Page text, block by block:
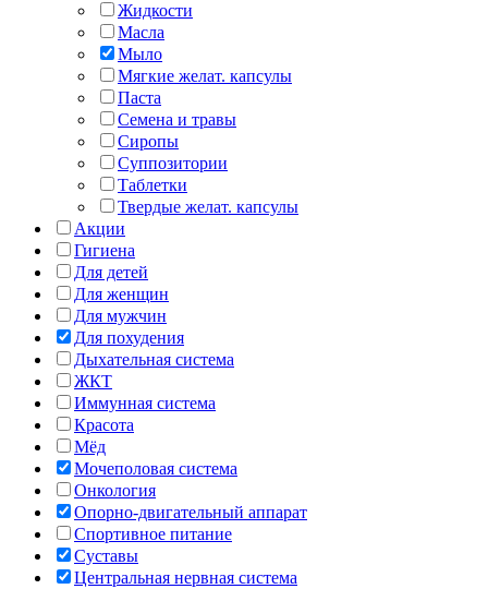
Жидкости
Масла
Мыло
Мягкие желат. капсулы
Паста
Семена и травы
Сиропы
Суппозитории
Таблетки
Твердые желат. капсулы
Акции
Гигиена
Для детей
Для женщин
Для мужчин
Для похудения
Дыхательная система
ЖКТ
Иммунная система
Красота
Мёд
Мочеполовая система
Онкология
Опорно-двигательный аппарат
Спортивное питание
Суставы
Центральная нервная система